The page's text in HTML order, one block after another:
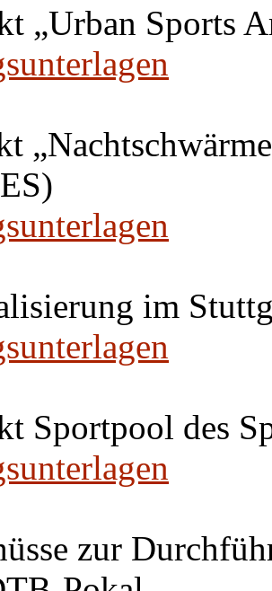
„Urban Sports
im
Sportpool des
zur